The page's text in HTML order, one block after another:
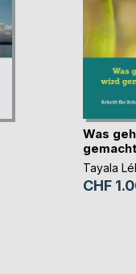
Was
Tayala
CHF